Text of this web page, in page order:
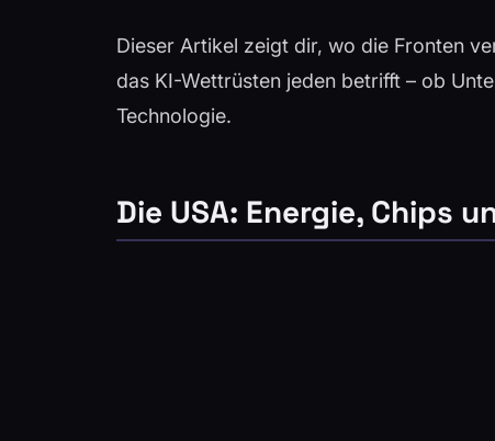
Dieser Artikel zeigt dir, wo die Fronten
das KI-Wettrüsten jeden betrifft – ob
Technologie.
Die USA: Energie, Chips